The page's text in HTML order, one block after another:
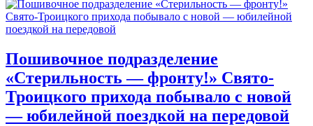
Пошивочное подразделение
«Стерильность — фронту!» Свято-
Троицкого прихода побывало с новой
— юбилейной поездкой на передовой